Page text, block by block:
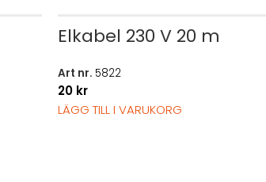
Elkabel 230 V 20 m
Art nr. 5822
20 kr
LÄGG TILL I VARUKORG